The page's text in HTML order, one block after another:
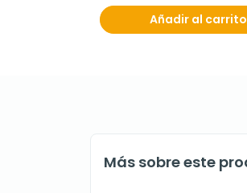
Añadir al carrito
Más sobre este